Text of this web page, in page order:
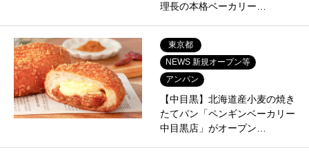
理長の本格ベーカリー…
東京都
NEWS 新規オープン等
アンパン
【中目黒】北海道産小麦の焼き
たてパン「ペンギンベーカリー
中目黒店」がオープン…